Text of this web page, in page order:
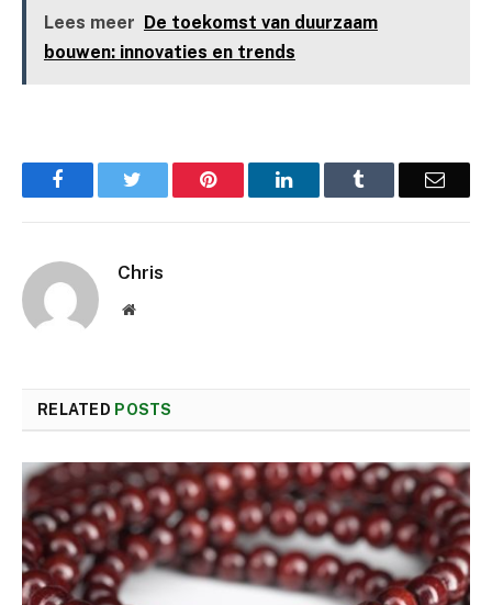
Lees meer De toekomst van duurzaam
bouwen: innovaties en trends
Facebook Pinterest LinkedIn Email
Chris
Website
RELATED POSTS